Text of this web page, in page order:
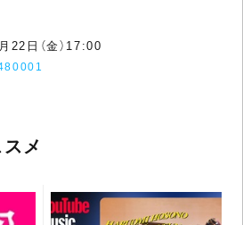
22日（金）17:00
メ